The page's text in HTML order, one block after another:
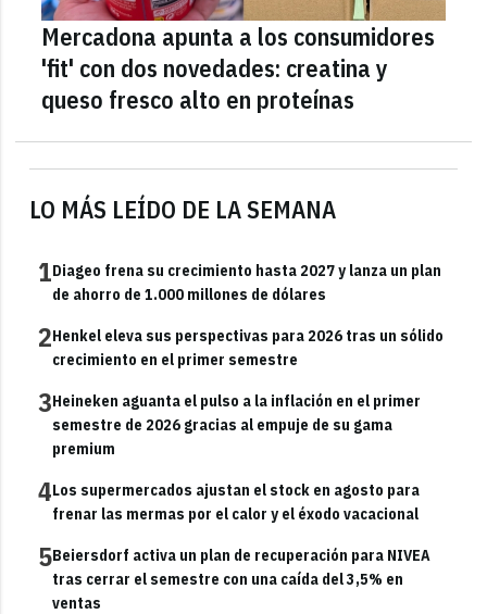
LO MÁS LEÍDO DE LA SEMANA
1Diageo frena su crecimiento hasta 2027 y lanza un plan
de ahorro de 1.000 millones de dólares
2Henkel eleva sus perspectivas para 2026 tras un sólido
crecimiento en el primer semestre
3Heineken aguanta el pulso a la inflación en el primer
semestre de 2026 gracias al empuje de su gama
premium
4Los supermercados ajustan el stock en agosto para
frenar las mermas por el calor y el éxodo vacacional
5Beiersdorf activa un plan de recuperación para NIVEA
tras cerrar el semestre con una caída del 3,5% en
ventas
Mercadona apunta a los consumidores
'fit' con dos novedades: creatina y
queso fresco alto en proteínas